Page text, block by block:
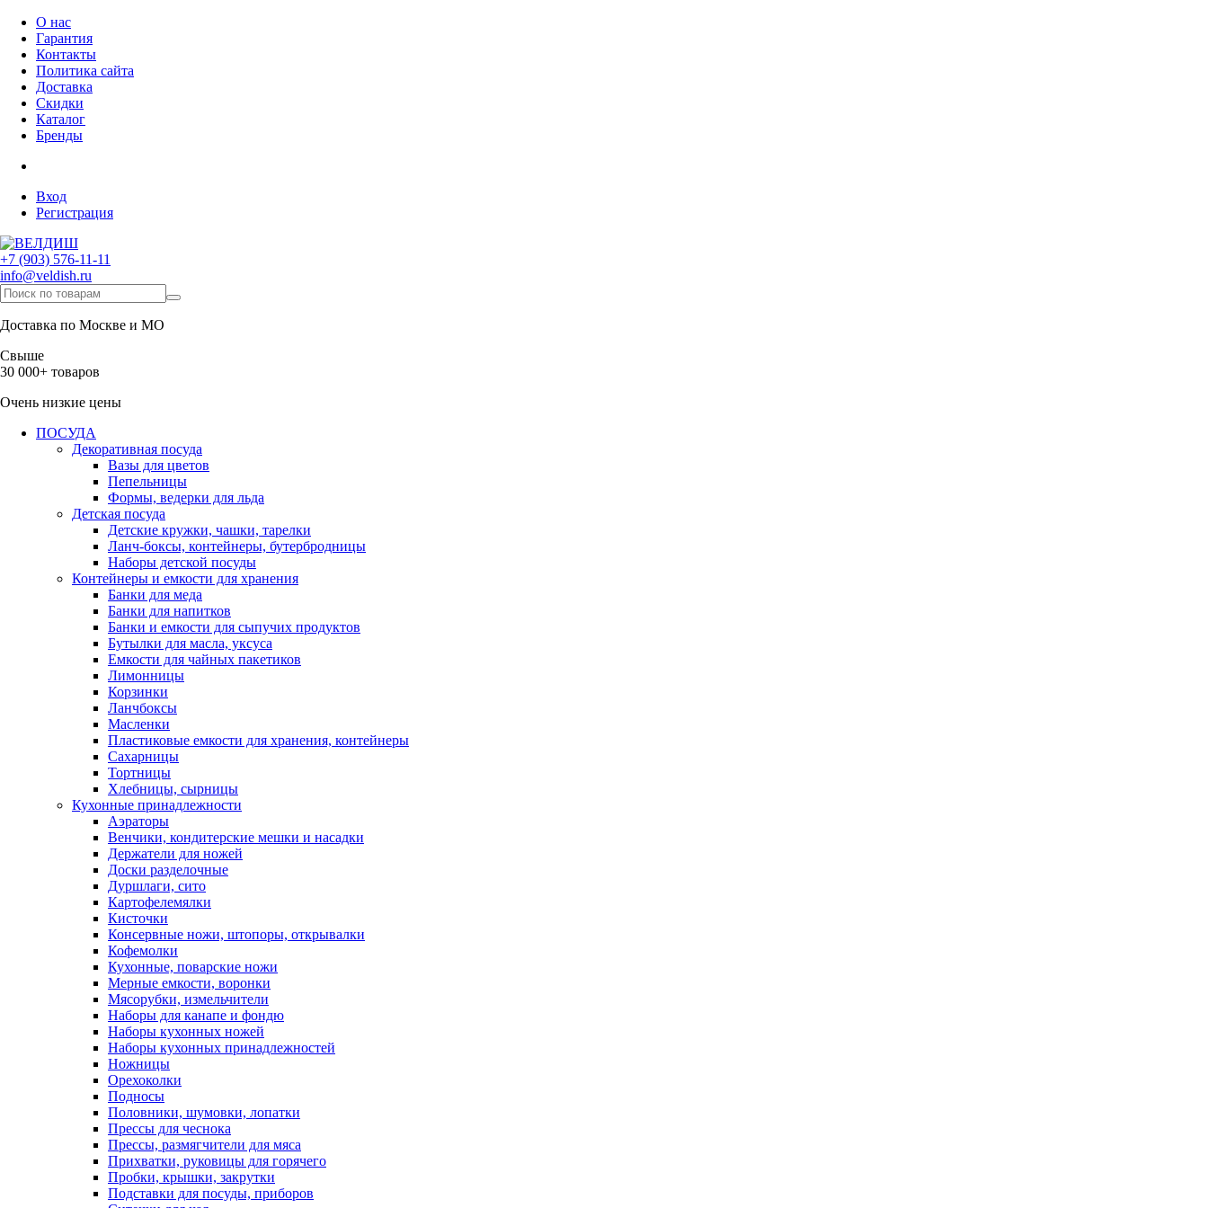
О нас
Гарантия
Контакты
Политика сайта
Доставка
Скидки
Каталог
Бренды
Вход
Регистрация
+7 (903) 576-11-11
info@veldish.ru
Доставка по Москве и МО
Свыше
30 000+ товаров
Очень низкие цены
ПОСУДА
Декоративная посуда
Вазы для цветов
Пепельницы
Формы, ведерки для льда
Детская посуда
Детские кружки, чашки, тарелки
Ланч-боксы, контейнеры, бутербродницы
Наборы детской посуды
Контейнеры и емкости для хранения
Банки для меда
Банки для напитков
Банки и емкости для сыпучих продуктов
Бутылки для масла, уксуса
Емкости для чайных пакетиков
Лимонницы
Корзинки
Ланчбоксы
Масленки
Пластиковые емкости для хранения, контейнеры
Сахарницы
Тортницы
Хлебницы, сырницы
Кухонные принадлежности
Аэраторы
Венчики, кондитерские мешки и насадки
Держатели для ножей
Доски разделочные
Дуршлаги, сито
Картофелемялки
Кисточки
Консервные ножи, штопоры, открывалки
Кофемолки
Кухонные, поварские ножи
Мерные емкости, воронки
Мясорубки, измельчители
Наборы для канапе и фондю
Наборы кухонных ножей
Наборы кухонных принадлежностей
Ножницы
Орехоколки
Подносы
Половники, шумовки, лопатки
Прессы для чеснока
Прессы, размягчители для мяса
Прихватки, руковицы для горячего
Пробки, крышки, закрутки
Подставки для посуды, приборов